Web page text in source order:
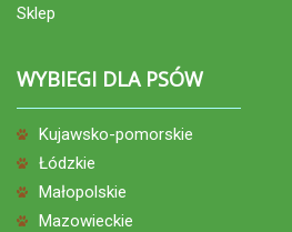
Sklep
WYBIEGI DLA PSÓW
Kujawsko-pomorskie
Łódzkie
Małopolskie
Mazowieckie